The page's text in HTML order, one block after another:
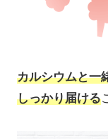
カルシウムと一
しっかり届ける